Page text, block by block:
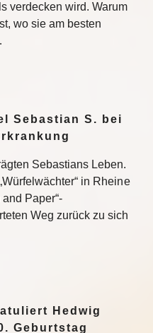
verdecken wird. Warum
wo sie am besten
Sebastian S. bei
Sebastians Leben.
in Rheine
Paper“-
Weg zurück zu sich
Hedwig
Geburtstag